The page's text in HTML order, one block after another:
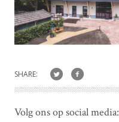
SHARE:
Volg ons op social media: